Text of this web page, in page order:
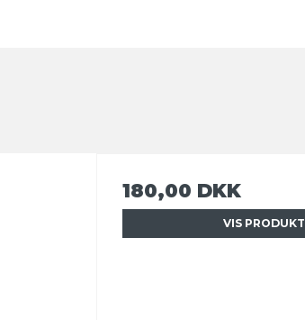
180,00 DKK
VIS PRODUKT